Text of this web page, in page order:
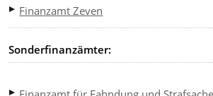
Finanzamt Zeven
Sonderfinanzämter: